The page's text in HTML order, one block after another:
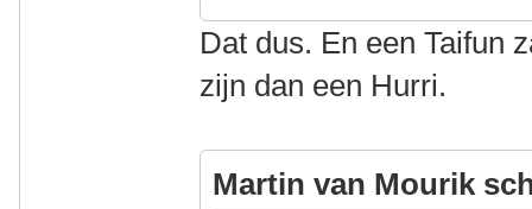
Dat dus. En een Taifun
zijn dan een Hurri.
Martin van Mourik